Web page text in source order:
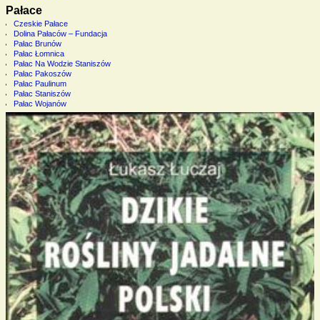
Pałace
Czeskie Pałace
Dolina Pałaców – Fundacja
Pałac Brunów
Pałac Łomnica
Pałac Na Wodzie Staniszów
Pałac Pakoszów
Pałac Paulinum
Pałac Staniszów
Pałac Wojanów